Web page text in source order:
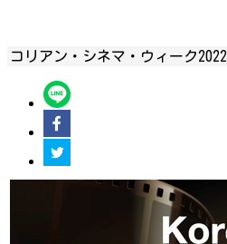
コリアン・シネマ・ウィーク2022